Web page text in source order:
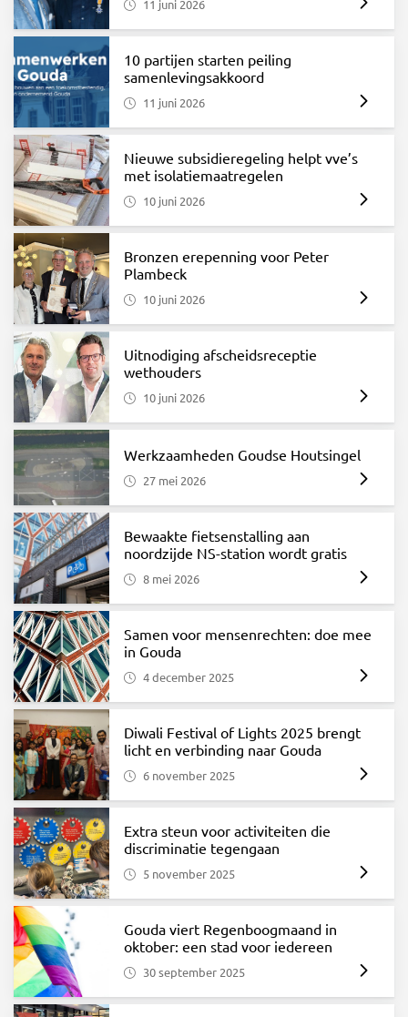
11 juni 2026
10 partijen starten peiling
samenlevingsakkoord
11 juni 2026
Nieuwe subsidieregeling helpt vve’s
met isolatiemaatregelen
10 juni 2026
Bronzen erepenning voor Peter
Plambeck
10 juni 2026
Uitnodiging afscheidsreceptie
wethouders
10 juni 2026
Werkzaamheden Goudse Houtsingel
27 mei 2026
Bewaakte fietsenstalling aan
noordzijde NS-station wordt gratis
8 mei 2026
Samen voor mensenrechten: doe mee
in Gouda
4 december 2025
Diwali Festival of Lights 2025 brengt
licht en verbinding naar Gouda
6 november 2025
Extra steun voor activiteiten die
discriminatie tegengaan
5 november 2025
Gouda viert Regenboogmaand in
oktober: een stad voor iedereen
30 september 2025